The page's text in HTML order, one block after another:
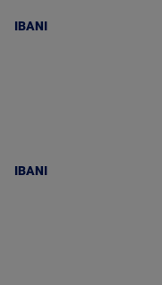
IBANI
IBANI